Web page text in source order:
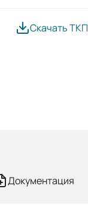
Скачать ТКП
Документация